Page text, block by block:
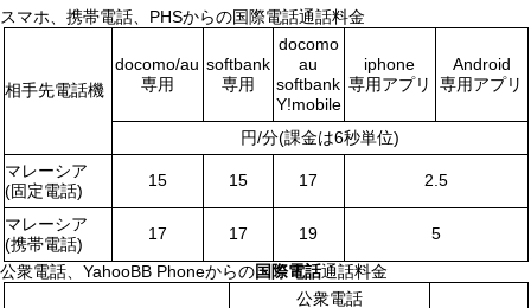
スマホ、携帯電話、PHSからの国際電話通話料金
相手先電話機
docomo/au
専用
softbank
専用
docomo
au
softbank
Y!mobile
iphone
専用アプリ
Android
専用アプリ
円/分(課金は6秒単位)
マレーシア
(固定電話)
15 15 17 2.5
マレーシア
(携帯電話)
17 17 19
5
公衆電話、YahooBB Phoneからの国際電話通話料金
公衆電話